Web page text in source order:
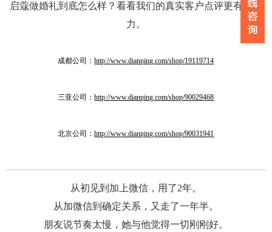
启蔻做婚礼到底怎么样？看看我们的真实客户点评更有说服
力。
成都公司：http://www.dianping.com/shop/19119714
三亚公司：http://www.dianping.com/shop/90029468
北京公司：http://www.dianping.com/shop/90031941
从初见到加上微信，用了2年。
从加微信到确定关系，又走了一年半。
朋友说节奏太慢，她与他觉得一切刚刚好。